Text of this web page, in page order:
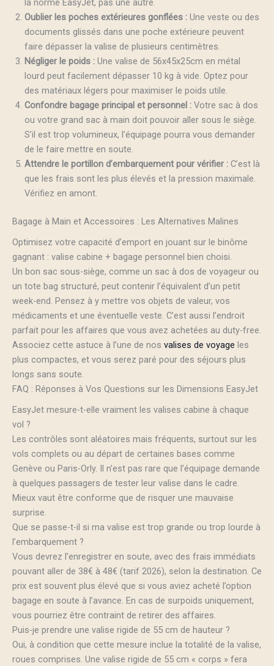
la norme EasyJet, pas une autre.
Oublier les poches extérieures gonflées : Une veste ou des
documents glissés dans une poche extérieure peuvent
faire dépasser la valise de plusieurs centimètres.
Négliger le poids : Une valise de 56x45x25cm en métal
lourd peut facilement dépasser 10 kg à vide. Optez pour
des matériaux légers pour maximiser le poids utile.
Confondre bagage principal et personnel : Votre sac à dos
ou votre grand sac à main doit pouvoir aller sous le siège.
S’il est trop volumineux, l’équipage pourra vous demander
de le faire mettre en soute.
Attendre le portillon d’embarquement pour vérifier : C’est là
que les frais sont les plus élevés et la pression maximale.
Vérifiez en amont.
Bagage à Main et Accessoires : Les Alternatives Malines
Optimisez votre capacité d’emport en jouant sur le binôme
gagnant : valise cabine + bagage personnel bien choisi.
Un bon sac sous-siège, comme un sac à dos de voyageur ou
un tote bag structuré, peut contenir l’équivalent d’un petit
week-end. Pensez à y mettre vos objets de valeur, vos
médicaments et une éventuelle veste. C’est aussi l’endroit
parfait pour les affaires que vous avez achetées au duty-free.
Associez cette astuce à l’une de nos valises de voyage les
plus compactes, et vous serez paré pour des séjours plus
longs sans soute.
FAQ : Réponses à Vos Questions sur les Dimensions EasyJet
EasyJet mesure-t-elle vraiment les valises cabine à chaque
vol ?
Les contrôles sont aléatoires mais fréquents, surtout sur les
vols complets ou au départ de certaines bases comme
Genève ou Paris-Orly. Il n’est pas rare que l’équipage demande
à quelques passagers de tester leur valise dans le cadre.
Mieux vaut être conforme que de risquer une mauvaise
surprise.
Que se passe-t-il si ma valise est trop grande ou trop lourde à
l’embarquement ?
Vous devrez l’enregistrer en soute, avec des frais immédiats
pouvant aller de 38€ à 48€ (tarif 2026), selon la destination. Ce
prix est souvent plus élevé que si vous aviez acheté l’option
bagage en soute à l’avance. En cas de surpoids uniquement,
vous pourriez être contraint de retirer des affaires.
Puis-je prendre une valise rigide de 55 cm de hauteur ?
Oui, à condition que cette mesure inclue la totalité de la valise,
roues comprises. Une valise rigide de 55 cm « corps » fera